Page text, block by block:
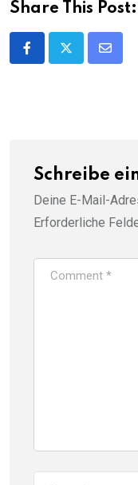
Share This Post:
Share
Schreibe
Deine E-Mail-
Erforderliche